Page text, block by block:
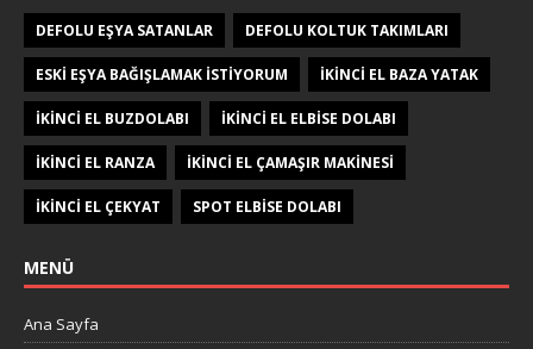
DEFOLU EŞYA SATANLAR DEFOLU KOLTUK TAKIMLARI
ESKI EŞYA BAĞIŞLAMAK ISTIYORUM IKINCI EL BAZA YATAK
IKINCI EL BUZDOLABI IKINCI EL ELBISE DOLABI
IKINCI EL RANZA IKINCI EL ÇAMAŞIR MAKINESI
IKINCI EL ÇEKYAT SPOT ELBISE DOLABI
MENÜ
Ana Sayfa